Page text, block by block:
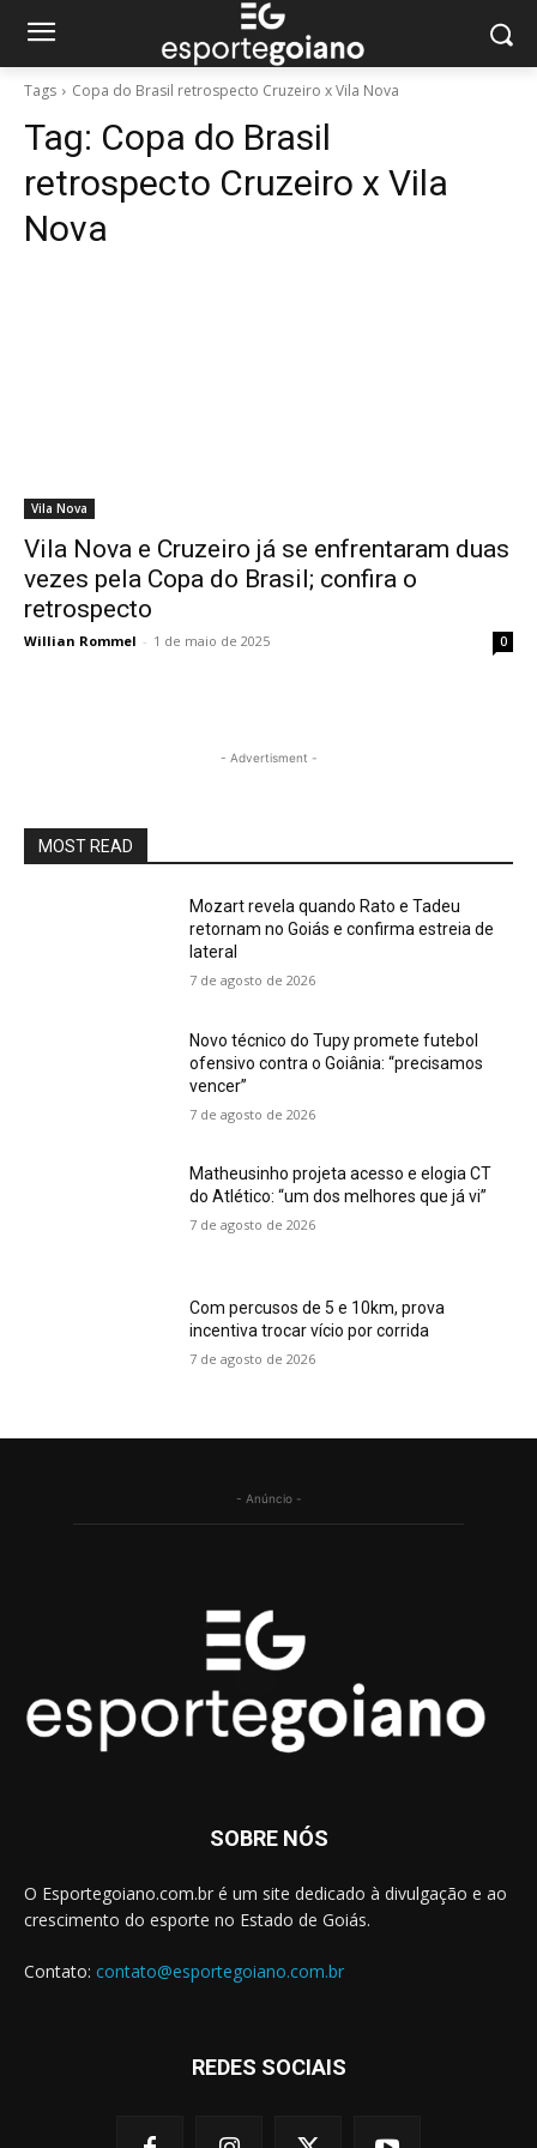
Tags Copa do Brasil retrospecto Cruzeiro x Vila Nova
Tag: Copa do Brasil
retrospecto Cruzeiro x Vila
Nova
Vila Nova
Vila Nova e Cruzeiro já se enfrentaram duas
vezes pela Copa do Brasil; confira o
retrospecto
Willian Rommel - 1 de maio de 2025 0
- Advertisment -
MOST READ
Mozart revela quando Rato e Tadeu
retornam no Goiás e confirma estreia de
lateral
7 de agosto de 2026
Novo técnico do Tupy promete futebol
ofensivo contra o Goiânia: “precisamos
vencer”
7 de agosto de 2026
Matheusinho projeta acesso e elogia CT
do Atlético: “um dos melhores que já vi”
7 de agosto de 2026
Com percusos de 5 e 10km, prova
incentiva trocar vício por corrida
7 de agosto de 2026
- Anúncio -
SOBRE NÓS
O Esportegoiano.com.br é um site dedicado à divulgação e ao
crescimento do esporte no Estado de Goiás.
Contato: contato@esportegoiano.com.br
REDES SOCIAIS